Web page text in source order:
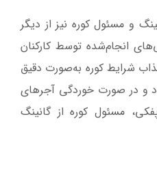
و مسئول کوره نیز از دیگر
انجام‌شده توسط کارکنان
شرایط کوره به‌صورت دقیق
و در صورت خوردگی آجرهای
مسئول کوره از گانینگ